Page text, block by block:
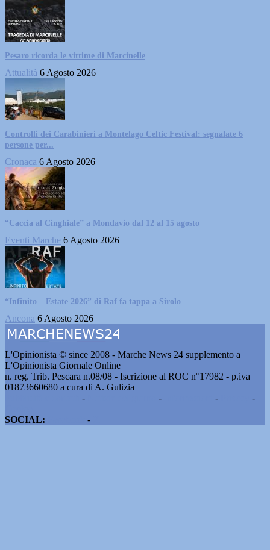
Pesaro ricorda le vittime di Marcinelle
Attualità 6 Agosto 2026
Controlli dei Carabinieri a Montelago Celtic Festival: segnalate 6
persone per...
Cronaca 6 Agosto 2026
“Caccia al Cinghiale” a Mondavio dal 12 al 15 agosto
Eventi Marche 6 Agosto 2026
“Infinito – Estate 2026” di Raf fa tappa a Sirolo
Ancona 6 Agosto 2026
L'Opinionista © since 2008 - Marche News 24 supplemento a
L'Opinionista Giornale Online
n. reg. Trib. Pescara n.08/08 - Iscrizione al ROC n°17982 - p.iva
01873660680 a cura di A. Gulizia
- - -
-
SOCIAL:
-